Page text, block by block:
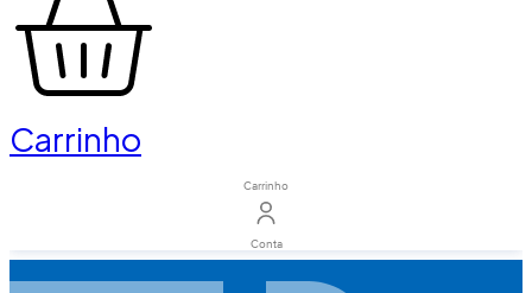
Carrinho
Carrinho
Conta